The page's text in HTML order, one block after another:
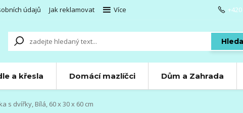
údajů Jak reklamovat Více
a křesla Domácí mazlíčci Dům a Zahrada
s dvířky, Bílá, 60 x 30 x 60 cm